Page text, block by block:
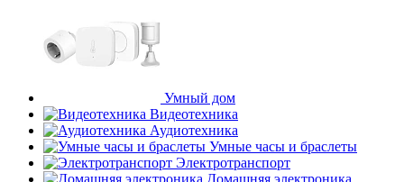
Умный дом
Видеотехника
Аудиотехника
Умные часы и браслеты
Электротранспорт
Домашняя электроника